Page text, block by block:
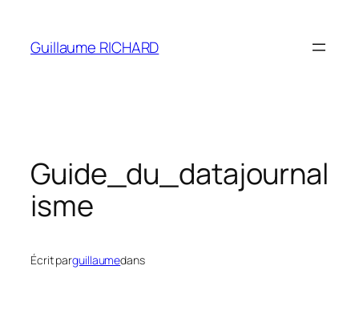
contenu
Guillaume RICHARD
Guide_du_datajournal
isme
Écrit parguillaumedans